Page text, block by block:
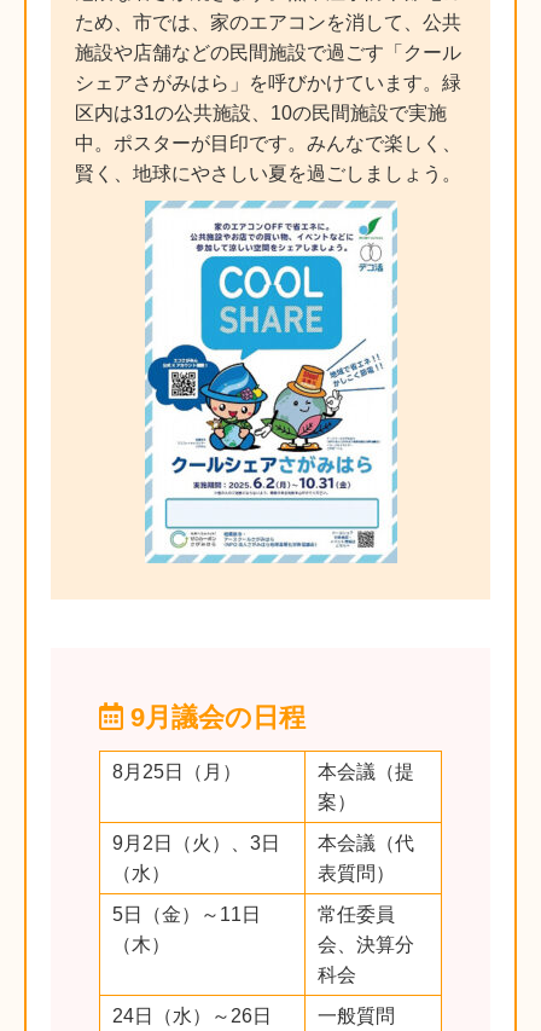
ため、市では、家のエアコンを消して、公共
施設や店舗などの民間施設で過ごす「クール
シェアさがみはら」を呼びかけています。緑
区内は31の公共施設、10の民間施設で実施
中。ポスターが目印です。みんなで楽しく、
賢く、地球にやさしい夏を過ごしましょう。
9月議会の日程
8月25日（月）
本会議（提
案）
9月2日（火）、3日
（水）
本会議（代
表質問）
5日（金）～11日
（木）
常任委員
会、決算分
科会
24日（水）～26日
一般質問